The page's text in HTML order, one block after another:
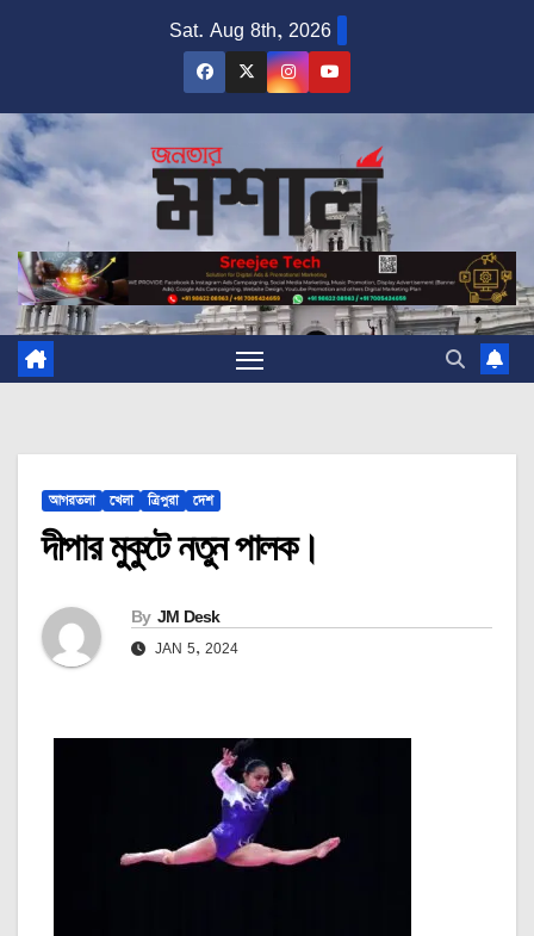
Sat. Aug 8th, 2026
আগরতলা খেলা ত্রিপুরা দেশ
দীপার মুকুটে নতুন পালক।
By JM Desk
JAN 5, 2024